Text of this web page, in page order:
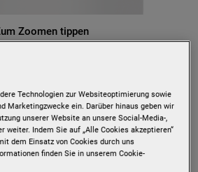
Zoomen tippen
/ 60CM /
/
Technologien zur Websiteoptimierung sowie
Marketingzwecke ein. Darüber hinaus geben wir
unserer Website an unsere Social-Media-,
weiter. Indem Sie auf „Alle Cookies akzeptieren“
dem Einsatz von Cookies durch uns
finden Sie in unserem Cookie-